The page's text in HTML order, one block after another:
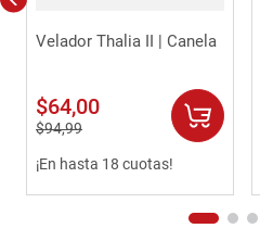
Velador Thalia II | Canela
$64,00
$94,99
¡En hasta 18 cuotas!